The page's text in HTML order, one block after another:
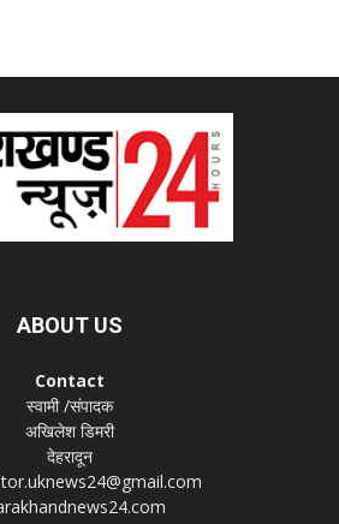
ABOUT US
Contact
स्वामी /संपादक
अखिलेश डिमरी
देहरादून